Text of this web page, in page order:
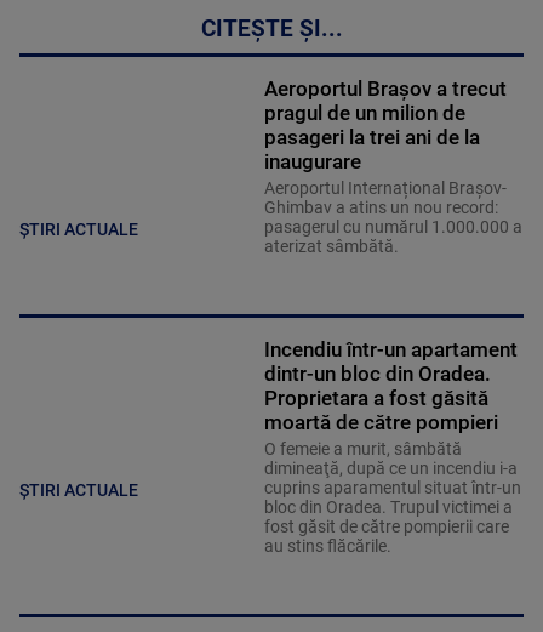
CITEȘTE ȘI...
ȘTIRI ACTUALE
Aeroportul Brașov a trecut
pragul de un milion de
pasageri la trei ani de la
inaugurare
Aeroportul Internațional Brașov-
Ghimbav a atins un nou record:
pasagerul cu numărul 1.000.000 a
aterizat sâmbătă.
ȘTIRI ACTUALE
Incendiu într-un apartament
dintr-un bloc din Oradea.
Proprietara a fost găsită
moartă de către pompieri
O femeie a murit, sâmbătă
dimineaţă, după ce un incendiu i-a
cuprins aparamentul situat într-un
bloc din Oradea. Trupul victimei a
fost găsit de către pompierii care
au stins flăcările.